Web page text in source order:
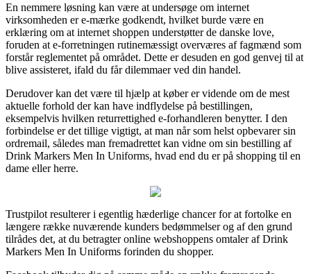
En nemmere løsning kan være at undersøge om internet
virksomheden er e-mærke godkendt, hvilket burde være en
erklæring om at internet shoppen understøtter de danske love,
foruden at e-forretningen rutinemæssigt overværes af fagmænd som
forstår reglementet på området. Dette er desuden en god genvej til at
blive assisteret, ifald du får dilemmaer ved din handel.
Derudover kan det være til hjælp at køber er vidende om de mest
aktuelle forhold der kan have indflydelse på bestillingen,
eksempelvis hvilken returrettighed e-forhandleren benytter. I den
forbindelse er det tillige vigtigt, at man når som helst opbevarer sin
ordremail, således man fremadrettet kan vidne om sin bestilling af
Drink Markers Men In Uniforms, hvad end du er på shopping til en
dame eller herre.
Trustpilot resulterer i egentlig hæderlige chancer for at fortolke en
længere række nuværende kunders bedømmelser og af den grund
tilrådes det, at du betragter online webshoppens omtaler af Drink
Markers Men In Uniforms forinden du shopper.